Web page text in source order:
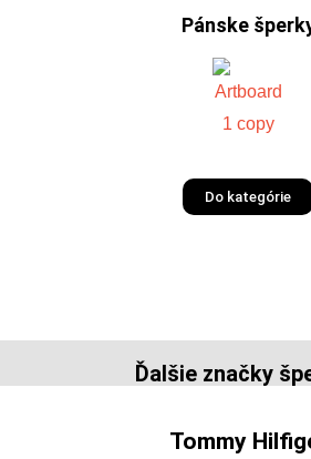
Pánske
Do kategórie
Ďalšie značky
Tommy